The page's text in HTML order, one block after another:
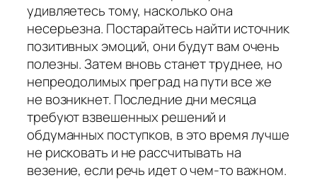
удивляетесь тому, насколько она
несерьезна. Постарайтесь найти источник
позитивных эмоций, они будут вам очень
полезны. Затем вновь станет труднее, но
непреодолимых преград на пути все же
не возникнет. Последние дни месяца
требуют взвешенных решений и
обдуманных поступков, в это время лучше
не рисковать и не рассчитывать на
везение, если речь идет о чем-то важном.